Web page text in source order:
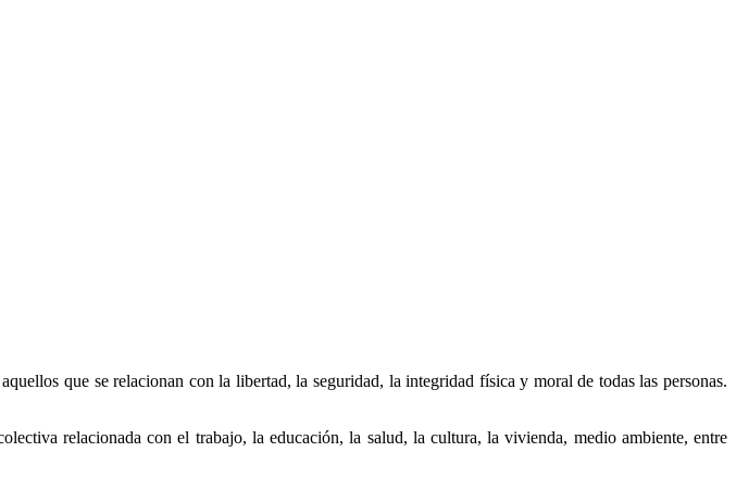
que se relacionan con la libertad, la seguridad, la integridad física y moral de todas las personas.
relacionada con el trabajo, la educación, la salud, la cultura, la vivienda, medio ambiente, entre